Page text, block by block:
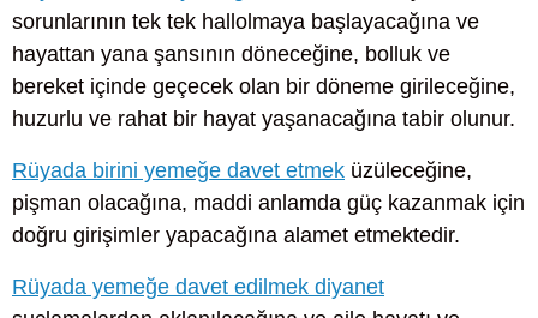
sorunlarının tek tek hallolmaya başlayacağına ve
hayattan yana şansının döneceğine, bolluk ve
bereket içinde geçecek olan bir döneme girileceğine,
huzurlu ve rahat bir hayat yaşanacağına tabir olunur.
Rüyada birini yemeğe davet etmek üzüleceğine,
pişman olacağına, maddi anlamda güç kazanmak için
doğru girişimler yapacağına alamet etmektedir.
Rüyada yemeğe davet edilmek diyanet